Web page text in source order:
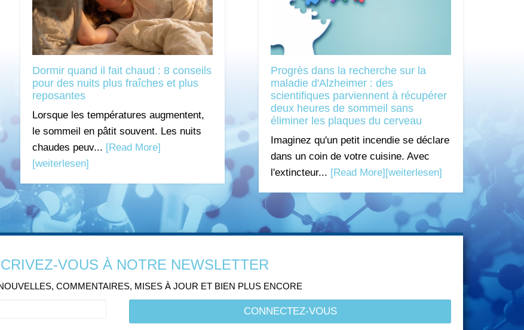
Dormir quand il fait chaud : 8 conseils
pour des nuits plus fraîches et plus
reposantes
Lorsque les températures augmentent,
le sommeil en pâtit souvent. Les nuits
chaudes peuv... [Read More]
[weiterlesen]
Progrès dans la recherche sur la
maladie d'Alzheimer : des
scientifiques parviennent à récupérer
deux heures de sommeil sans
éliminer les plaques du cerveau
Imaginez qu'un petit incendie se déclare
dans un coin de votre cuisine. Avec
l'extincteur... [Read More][weiterlesen]
VOUS À NOTRE NEWSLETTER
COMMENTAIRES, MISES À JOUR ET BIEN PLUS ENCORE